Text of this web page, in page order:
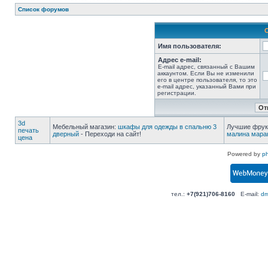
Список форумов
Имя пользователя:
Адрес e-mail:
E-mail адрес, связанный с Вашим
аккаунтом. Если Вы не изменили
его в центре пользователя, то это
e-mail адрес, указанный Вами при
регистрации.
3d
печать
цена
Мебельный магазин: шкафы для одежды в спальню 3
дверный - Переходи на сайт!
Лучшие
малина
Powered by
тел.: +7(921)706-8160E-mail: